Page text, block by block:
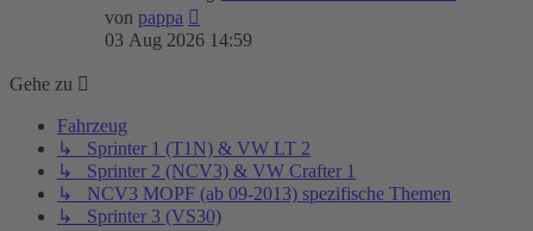
von pappa
Beitrag
03 Aug 2026 14:59
Gehe zu
Fahrzeug
↳ Sprinter 1 (T1N) & VW LT 2
↳ Sprinter 2 (NCV3) & VW Crafter 1
↳ NCV3 MOPF (ab 09-2013) spezifische Themen
↳ Sprinter 3 (VS30)